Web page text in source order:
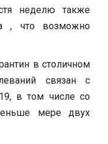
неделю также
, что возможно
в столичном
связан с
в том числе со
мере двух